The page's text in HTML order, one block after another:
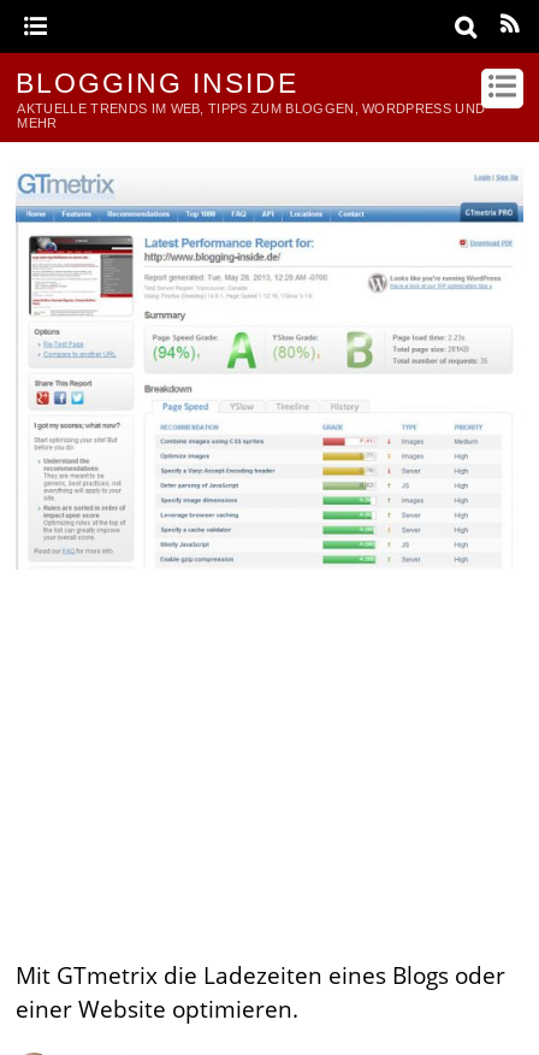
BLOGGING INSIDE
AKTUELLE TRENDS IM WEB, TIPPS ZUM BLOGGEN, WORDPRESS UND
MEHR
Mit GTmetrix die Ladezeiten eines Blogs oder
einer Website optimieren.